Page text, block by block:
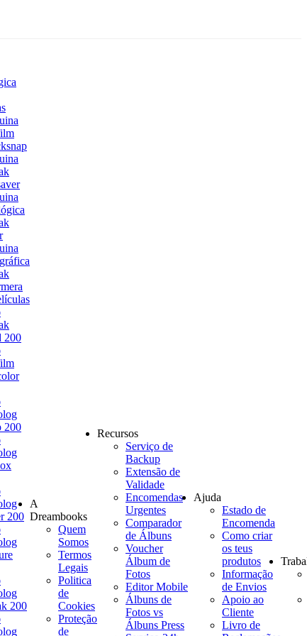
200
200
200
200
A
Dreambooks
Quem
Somos
Termos
Legais
Politica
de
Cookies
Proteção
de
Recursos
Serviço de
Backup
Extensão de
Validade
Encomendas
Urgentes
Comparador
de Álbuns
Voucher
Álbum de
Fotos
Editor Mobile
Álbuns de
Fotos vs
Álbuns Press
Ajuda
Estado de
Encomenda
Como criar
os teus
produtos
Informação
de Envios
Apoio ao
Cliente
Livro de